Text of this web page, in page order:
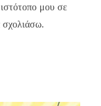
μου σε
σχολιάσω.